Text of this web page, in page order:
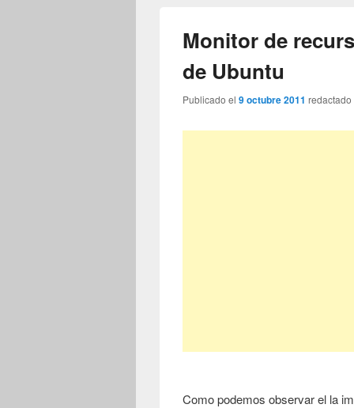
Monitor de
de Ubuntu
Publicado el9 octubre 2011
Como podemos observar el la